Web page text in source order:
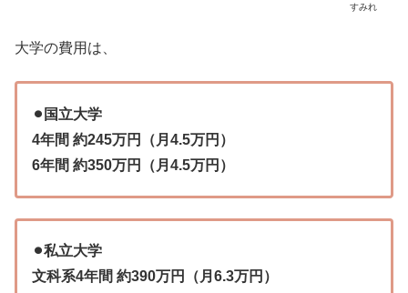
すみれ
大学の費用は、
⚫︎国立大学
4年間 約245万円（月4.5万円）
6年間 約350万円（月4.5万円）
⚫︎私立大学
文科系4年間 約390万円（月6.3万円）